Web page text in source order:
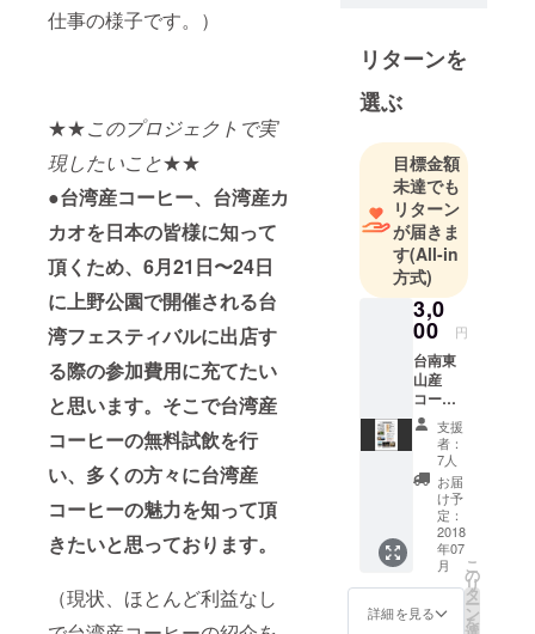
仕事の様子です。）
★★このプロジェクトで実
現したいこと★★
●台湾産コーヒー、台湾産カ
カオを日本の皆様に知って
頂くため、6月21日〜24日
に上野公園で開催される台
湾フェスティバルに出店す
る際の参加費用に充てたい
と思います。そこで台湾産
コーヒーの無料試飲を行
い、多くの方々に台湾産
コーヒーの魅力を知って頂
きたいと思っております。
（現状、ほとんど利益なし
の無料試飲
会、台湾産
カカオの無
べ、台湾
チョコレー
トの無料食
べ比べ会な
どの活動を
３〜４日で
１０万人以
上が来場す
る台湾祭や
台湾フェス
ティバルで
開催してき
今後は実店
舗を作り、
台湾のまだ
知られてい
ない原料を
輸入し加工
リターンを
選ぶ
目標金額
未達でも
リターン
が届きま
す(All-in
方式)
3,0
00 円
台南東
山産
コー
ヒーと
メッ
セージ
カード
80g.......
¥3,000
コー
ヒー豆
は基本
豆のま
ま封を
閉じま
支援
者：
7人
お届
け予
定：
2018
年07
月
詳細を見る
こ
の
リ
タ
ー
ン
を